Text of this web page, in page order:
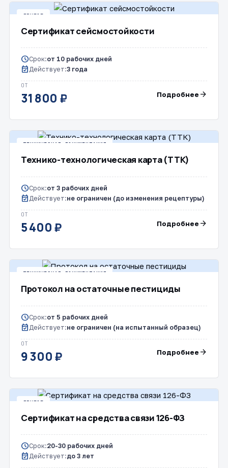
ДРУГОЕ
Сертификат сейсмостойкости
scheduleСрок:от 10 рабочих дней
event_availableДействует:3 года
ОТ
31 800 ₽ Подробнее arrow_forward
ТЕХНИЧЕСКАЯ ДОКУМЕНТАЦИЯ
Технико-технологическая карта (ТТК)
scheduleСрок:от 3 рабочих дней
event_availableДействует:не ограничен (до изменения рецептуры)
ОТ
5 400 ₽ Подробнее arrow_forward
ТЕХНИЧЕСКАЯ ДОКУМЕНТАЦИЯ
Протокол на остаточные пестициды
scheduleСрок:от 5 рабочих дней
event_available Действует:не ограничен (на испытанный образец)
ОТ
9 300 ₽ Подробнее arrow_forward
ДРУГОЕ
Сертификат на средства связи 126-ФЗ
scheduleСрок:20-30 рабочих дней
event_availableДействует:до 3 лет